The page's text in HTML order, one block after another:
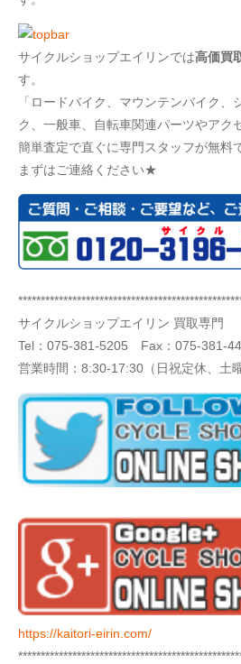
サイクルショップエイリンでは高価買
す。
「ロードバイク、マウンテンバイク、
ク、一般車、自転車関連パーツやアク
簡単査定で直ぐに専門スタッフが無料
まずはご連絡ください★
サイクルショップエイリン 買取専門
Tel： 075-381-5205 Fax：075-381-
営業時間：8:30-17:30（日祝定休、土
https://kaitori-eirin.com/